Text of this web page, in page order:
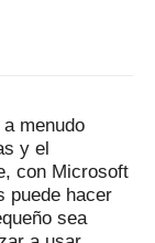
menudo
y el
con Microsoft
puede hacer
sea